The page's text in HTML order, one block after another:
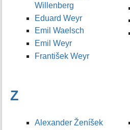
Willenberg
Eduard Weyr
Emil Waelsch
Emil Weyr
František Weyr
Z
Alexander Ženíšek